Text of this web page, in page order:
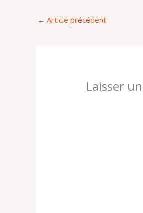
← Article précédent
Laisser